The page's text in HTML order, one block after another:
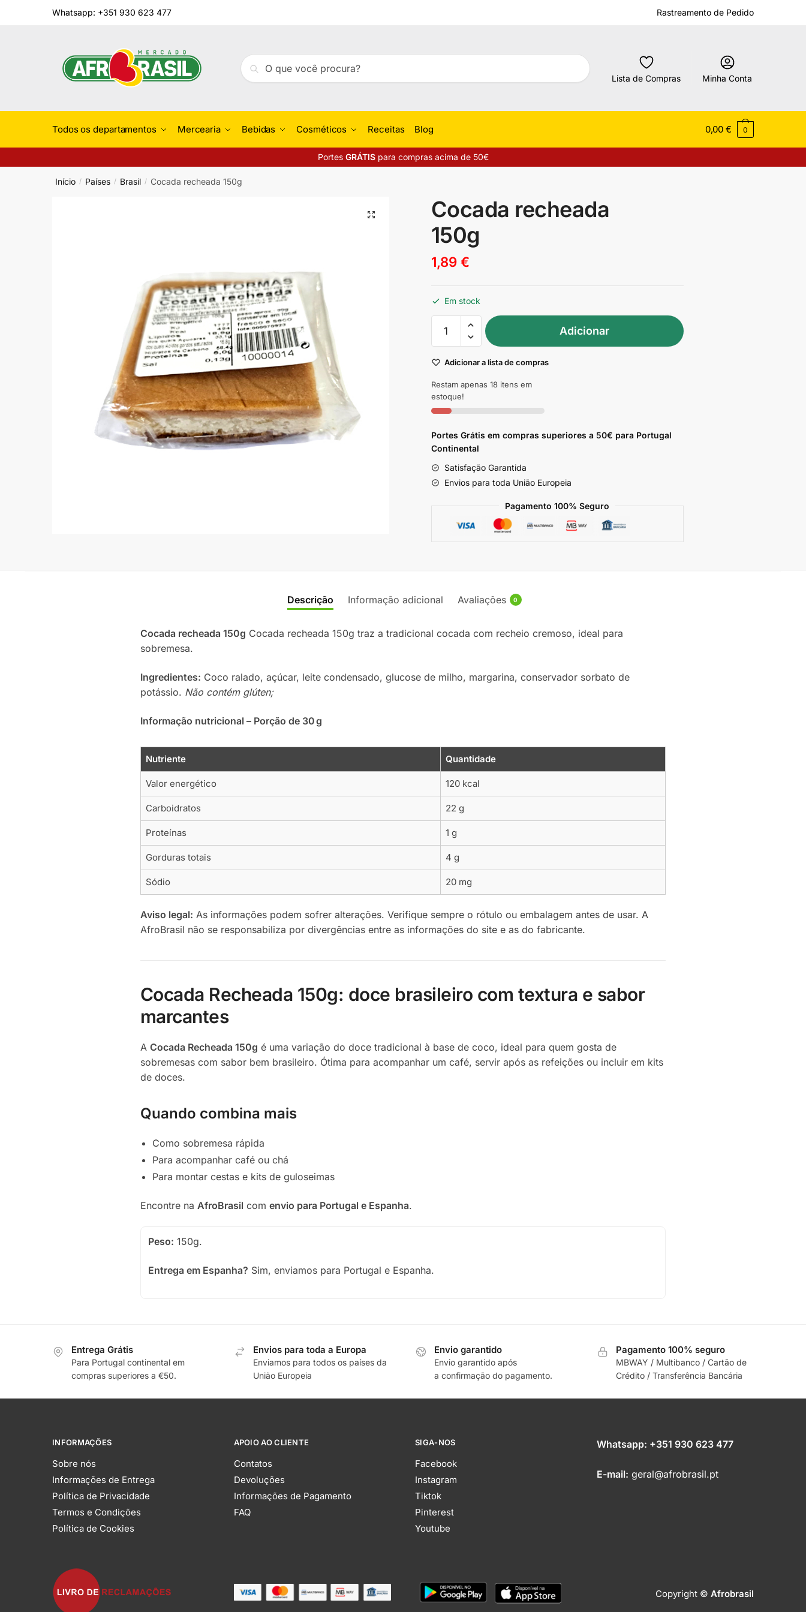
Whatsapp: +351 930 623 477 Rastreamento de Pedido
Pesquisar
por:
Pesquisa
Lista de Compras Minha Conta
Todos os departamentos Mercearia Bebidas Cosméticos Receitas Blog 0,00€ 0
Portes GRÁTISpara compras acima de 50€
Início / Países / Brasil / Cocada recheada 150g
🔍
Cocada recheada
150g
1,89 €
Em stock
Quantidade
recheada
150g
Adicionar
Adicionar a lista de compras
Restam apenas 18 itens em
estoque!
Portes Grátis em compras superiores a 50€ para Portugal
Continental
Satisfação Garantida
Envios para toda União Europeia
Pagamento 100% Seguro
Descrição Informação adicional Avaliações 0
Cocada recheada 150g Cocada recheada 150g traz a tradicional cocada com recheio cremoso, ideal para
sobremesa.
Ingredientes: Coco ralado, açúcar, leite condensado, glucose de milho, margarina, conservador sorbato de
potássio. Não contém glúten;
Informação nutricional – Porção de 30 g
Nutriente Quantidade
Valor energético 120 kcal
Carboidratos 22 g
Proteínas 1 g
Gorduras totais 4 g
Sódio 20 mg
Aviso legal: As informações podem sofrer alterações. Verifique sempre o rótulo ou embalagem antes de usar. A
AfroBrasil não se responsabiliza por divergências entre as informações do site e as do fabricante.
Cocada Recheada 150g: doce brasileiro com textura e sabor
marcantes
A Cocada Recheada 150g é uma variação do doce tradicional à base de coco, ideal para quem gosta de
sobremesas com sabor bem brasileiro. Ótima para acompanhar um café, servir após as refeições ou incluir em kits
de doces.
Quando combina mais
Como sobremesa rápida
Para acompanhar café ou chá
Para montar cestas e kits de guloseimas
Encontre na AfroBrasil com envio para Portugal e Espanha.
Peso: 150g.
Entrega em Espanha? Sim, enviamos para Portugal e Espanha.
Entrega Grátis
Para Portugal continental em
compras superiores a €50.
Envios para toda a Europa
Enviamos para todos os países da
União Europeia
Envio garantido
Envio garantido após
a confirmação do pagamento.
Pagamento 100% seguro
MBWAY / Multibanco / Cartão de
Crédito / Transferência Bancária
INFORMAÇÕES
Sobre nós
Informações de Entrega
Política de Privacidade
Termos e Condições
Política de Cookies
APOIO AO CLIENTE
Contatos
Devoluções
Informações de Pagamento
FAQ
SIGA-NOS
Facebook
Instagram
Tiktok
Pinterest
Youtube
Whatsapp: +351 930 623 477
E-mail: geral@afrobrasil.pt
Copyright © Afrobrasil